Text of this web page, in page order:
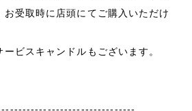
お受取時に店頭にてご購入いただけ
ビスキャンドルもございます。